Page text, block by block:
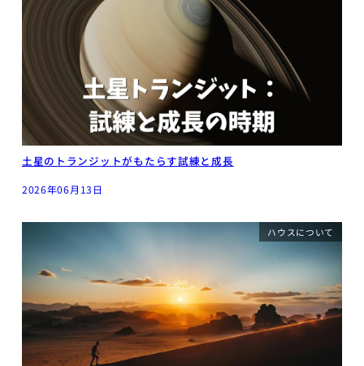
土星のトランジットがもたらす試練と成長
2026年06月13日
ハウスについて